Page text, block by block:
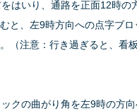
はいり、通路を正面12時の
と、左9時方向への点字ブロ
（注意：行き過ぎると、看
クの曲がり角を左9時の方向